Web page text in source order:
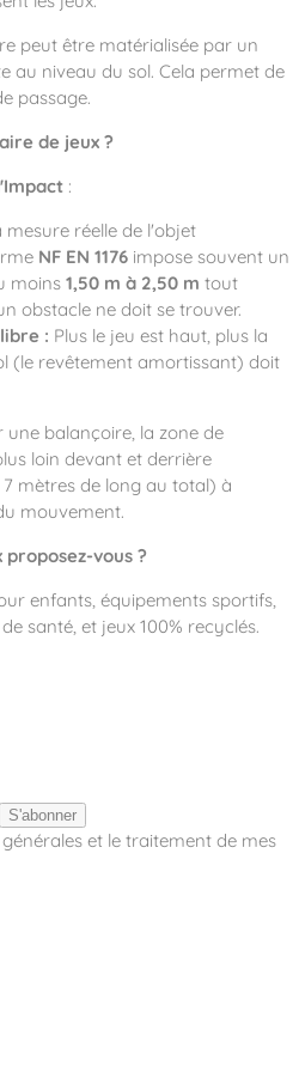
peut être matérialisée par un
au niveau du sol. Cela permet de
passage.
de jeux ?
:
mesure réelle de l'objet
NF EN 1176 impose souvent un
moins 1,50 m à 2,50 m tout
obstacle ne doit se trouver.
: Plus le jeu est haut, plus la
(le revêtement amortissant) doit
une balançoire, la zone de
loin devant et derrière
mètres de long au total) à
mouvement.
proposez-vous ?
enfants, équipements sportifs,
santé, et jeux 100% recyclés.
S'abonner
et le traitement de mes